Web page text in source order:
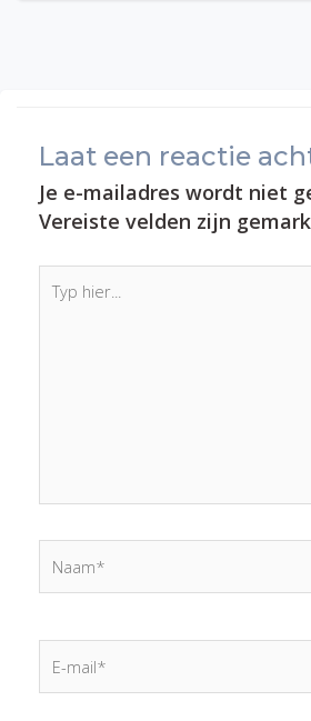
Laat een reactie
Je e-mailadres wordt niet
Vereiste velden zijn
hier...
mail*